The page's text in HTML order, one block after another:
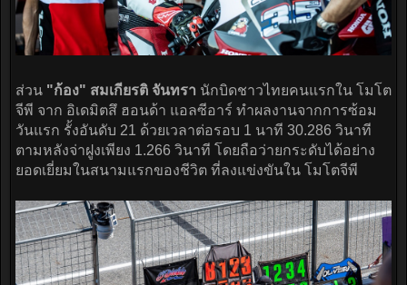
ส่วน "ก้อง" สมเกียรติ จันทรา นักบิดชาวไทยคนแรกใน โมโต
จีพี จาก อิเดมิตสึ ฮอนด้า แอลซีอาร์ ทำผลงานจากการซ้อม
วันแรก รั้งอันดับ 21 ด้วยเวลาต่อรอบ 1 นาที 30.286 วินาที
ตามหลังจ่าฝูงเพียง 1.266 วินาที โดยถือว่ายกระดับได้อย่าง
ยอดเยี่ยมในสนามแรกของชีวิต ที่ลงแข่งขันใน โมโตจีพี